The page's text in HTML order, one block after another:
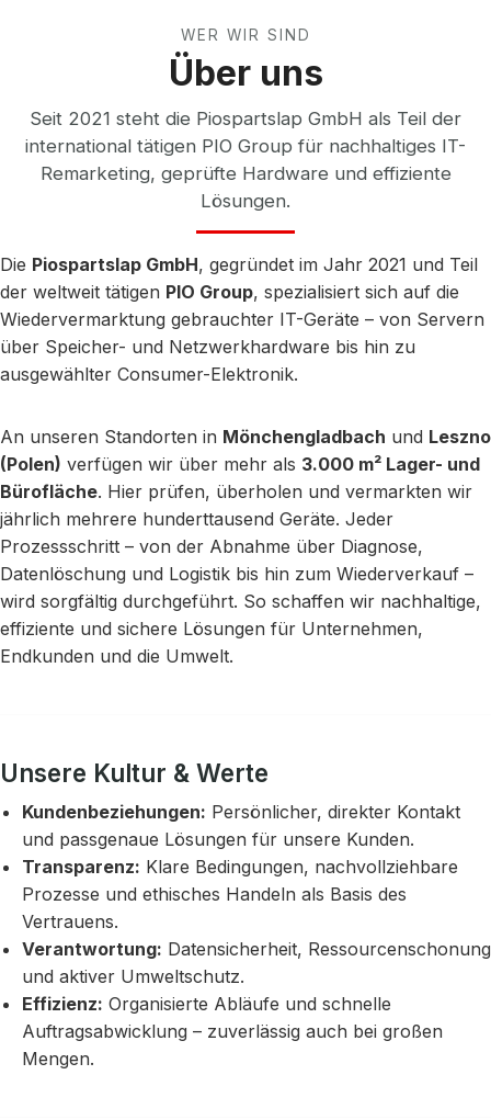
WER WIR SIND
Über uns
Seit 2021 steht die Piospartslap GmbH als Teil der
international tätigen PIO Group für nachhaltiges IT-
Remarketing, geprüfte Hardware und effiziente
Lösungen.
Die Piospartslap GmbH, gegründet im Jahr 2021 und Teil
der weltweit tätigen PIO Group, spezialisiert sich auf die
Wiedervermarktung gebrauchter IT-Geräte – von Servern
über Speicher- und Netzwerkhardware bis hin zu
ausgewählter Consumer-Elektronik.
An unseren Standorten in Mönchengladbach und Leszno
(Polen) verfügen wir über mehr als 3.000 m² Lager- und
Bürofläche. Hier prüfen, überholen und vermarkten wir
jährlich mehrere hunderttausend Geräte. Jeder
Prozessschritt – von der Abnahme über Diagnose,
Datenlöschung und Logistik bis hin zum Wiederverkauf –
wird sorgfältig durchgeführt. So schaffen wir nachhaltige,
effiziente und sichere Lösungen für Unternehmen,
Endkunden und die Umwelt.
Unsere Kultur & Werte
Kundenbeziehungen: Persönlicher, direkter Kontakt
und passgenaue Lösungen für unsere Kunden.
Transparenz: Klare Bedingungen, nachvollziehbare
Prozesse und ethisches Handeln als Basis des
Vertrauens.
Verantwortung: Datensicherheit, Ressourcenschonung
und aktiver Umweltschutz.
Effizienz: Organisierte Abläufe und schnelle
Auftragsabwicklung – zuverlässig auch bei großen
Mengen.